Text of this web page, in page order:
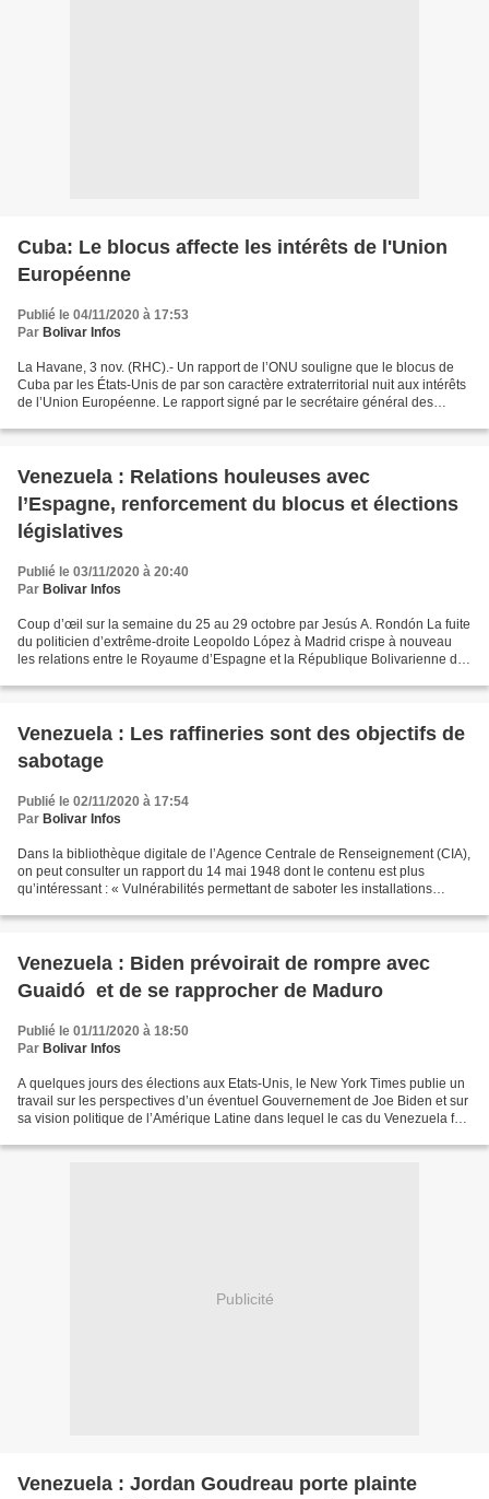
Cuba: Le blocus affecte les intérêts de l'Union
Européenne
Publié le 04/11/2020 à 17:53
Par Bolivar Infos
La Havane, 3 nov. (RHC).- Un rapport de l’ONU souligne que le blocus de
Cuba par les États-Unis de par son caractère extraterritorial nuit aux intérêts
de l’Union Européenne. Le rapport signé par le secrétaire général des
Venezuela : Relations houleuses avec
l’Espagne, renforcement du blocus et élections
législatives
Publié le 03/11/2020 à 20:40
Par Bolivar Infos
Coup d’œil sur la semaine du 25 au 29 octobre par Jesús A. Rondón La fuite
du politicien d’extrême-droite Leopoldo López à Madrid crispe à nouveau
les relations entre le Royaume d’Espagne et la République Bolivarienne du
Venezuela : Les raffineries sont des objectifs de
sabotage
Publié le 02/11/2020 à 17:54
Par Bolivar Infos
Dans la bibliothèque digitale de l’Agence Centrale de Renseignement (CIA),
on peut consulter un rapport du 14 mai 1948 dont le contenu est plus
qu’intéressant : « Vulnérabilités permettant de saboter les installations
Venezuela : Biden prévoirait de rompre avec
Guaidó et de se rapprocher de Maduro
Publié le 01/11/2020 à 18:50
Par Bolivar Infos
A quelques jours des élections aux Etats-Unis, le New York Times publie un
travail sur les perspectives d’un éventuel Gouvernement de Joe Biden et sur
sa vision politique de l’Amérique Latine dans lequel le cas du Venezuela fait
Publicité
Venezuela : Jordan Goudreau porte plainte